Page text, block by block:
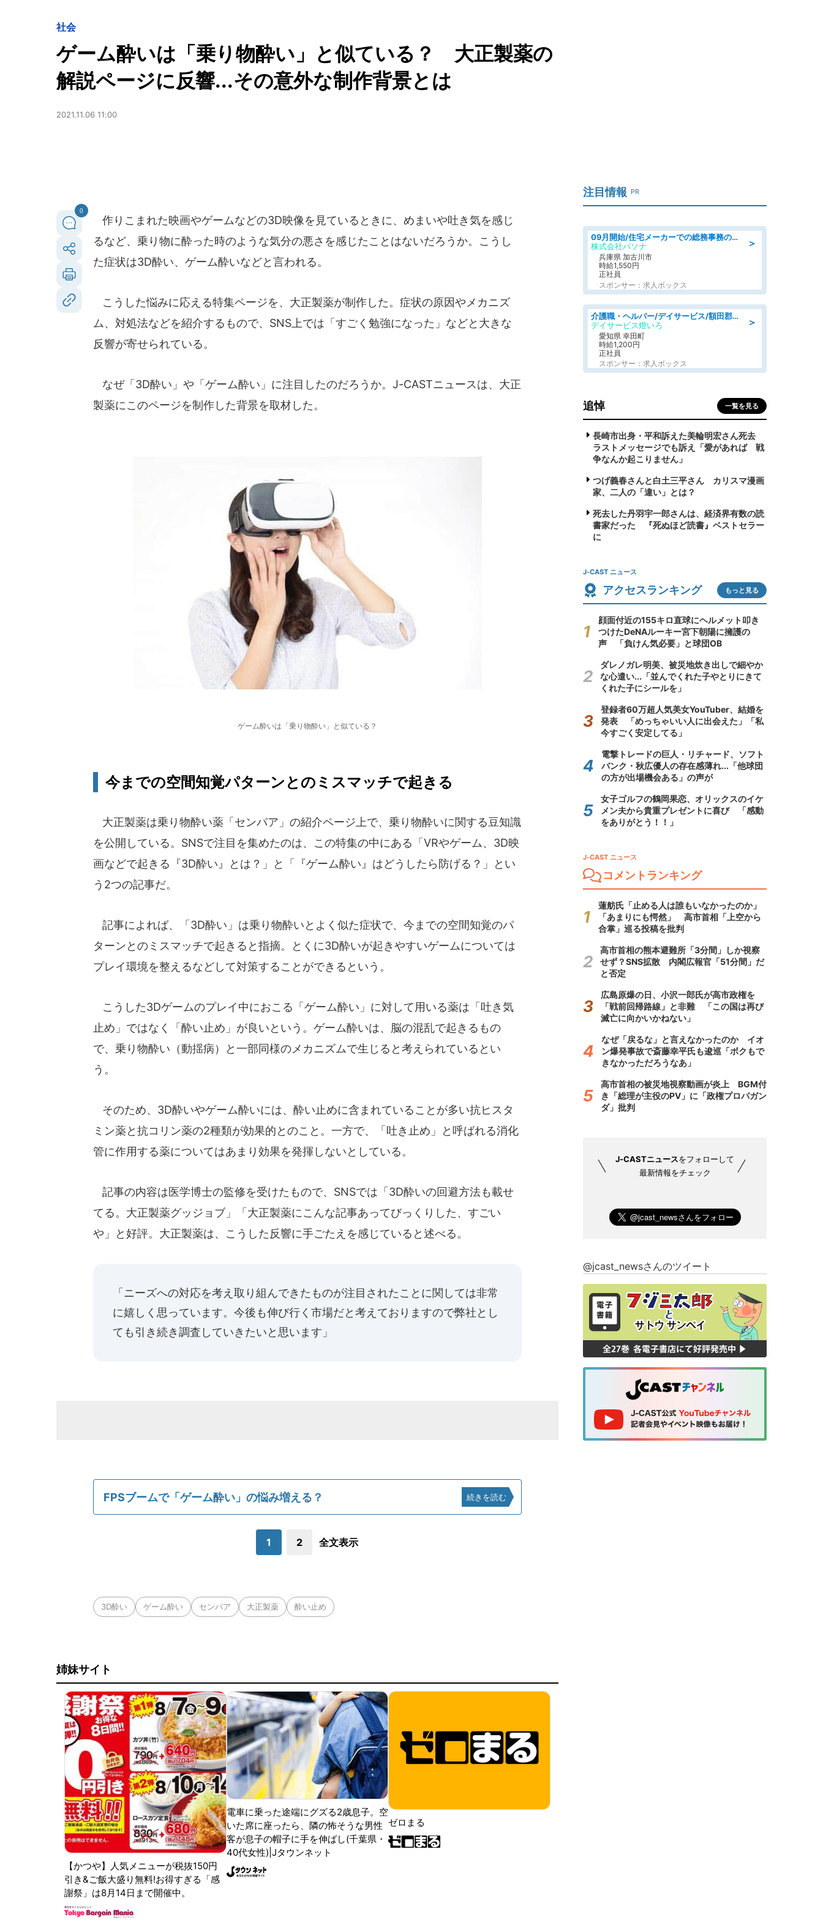
社会
ゲーム酔いは「乗り物酔い」と似ている？ 大正製薬の
解説ページに反響...その意外な制作背景とは
2021.11.06 11:00
0
作りこまれた映画やゲームなどの3D映像を見ているときに、めまいや吐き気を感じ
るなど、乗り物に酔った時のような気分の悪さを感じたことはないだろうか。こうし
た症状は3D酔い、ゲーム酔いなどと言われる。
こうした悩みに応える特集ページを、大正製薬が制作した。症状の原因やメカニズ
ム、対処法などを紹介するもので、SNS上では「すごく勉強になった」などと大きな
反響が寄せられている。
なぜ「3D酔い」や「ゲーム酔い」に注目したのだろうか。J-CASTニュースは、大正
製薬にこのページを制作した背景を取材した。
ゲーム酔いは「乗り物酔い」と似ている？
今までの空間知覚パターンとのミスマッチで起きる
大正製薬は乗り物酔い薬「センパア」の紹介ページ上で、乗り物酔いに関する豆知識
を公開している。SNSで注目を集めたのは、この特集の中にある「VRやゲーム、3D映
画などで起きる『3D酔い』とは？」と「『ゲーム酔い』はどうしたら防げる？」とい
う2つの記事だ。
記事によれば、「3D酔い」は乗り物酔いとよく似た症状で、今までの空間知覚のパ
ターンとのミスマッチで起きると指摘。とくに3D酔いが起きやすいゲームについては
プレイ環境を整えるなどして対策することができるという。
こうした3Dゲームのプレイ中におこる「ゲーム酔い」に対して用いる薬は「吐き気
止め」ではなく「酔い止め」が良いという。ゲーム酔いは、脳の混乱で起きるもの
で、乗り物酔い（動揺病）と一部同様のメカニズムで生じると考えられているとい
う。
そのため、3D酔いやゲーム酔いには、酔い止めに含まれていることが多い抗ヒスタ
ミン薬と抗コリン薬の2種類が効果的とのこと。一方で、「吐き止め」と呼ばれる消化
管に作用する薬についてはあまり効果を発揮しないとしている。
記事の内容は医学博士の監修を受けたもので、SNSでは「3D酔いの回避方法も載せ
てる。大正製薬グッジョブ」「大正製薬にこんな記事あってびっくりした、すごい
や」と好評。大正製薬は、こうした反響に手ごたえを感じていると述べる。
「ニーズへの対応を考え取り組んできたものが注目されたことに関しては非常
に嬉しく思っています。今後も伸び行く市場だと考えておりますので弊社とし
ても引き続き調査していきたいと思います」
FPSブームで「ゲーム酔い」の悩み増える？ 続きを読む
1 2 全文表示
3D酔い ゲーム酔い センパア 大正製薬 酔い止め
姉妹サイト
【かつや】人気メニューが税抜150円
引き&ご飯大盛り無料!お得すぎる「感
謝祭」は8月14日まで開催中。
電車に乗った途端にグズる2歳息子。空
いた席に座ったら、隣の怖そうな男性
客が息子の帽子に手を伸ばし(千葉県・
40代女性)|Jタウンネット
ゼロまる
注目情報 PR
＞
09月開始/住宅メーカーでの総務事務のお仕事/駅近/車通勤可/一般事務/人事労務
株式会社パソナ
兵庫県 加古川市
時給1,550円
正社員
スポンサー：求人ボックス
＞
介護職・ヘルパー/デイサービス/額田郡幸田町/JR東海道本線 幸田/愛知県
デイサービス燈いろ
愛知県 幸田町
時給1,200円
正社員
スポンサー：求人ボックス
追悼 一覧を見る
長崎市出身・平和訴えた美輪明宏さん死去
ラストメッセージでも訴え「愛があれば 戦
争なんか起こりません」
つげ義春さんと白土三平さん カリスマ漫画
家、二人の「違い」とは？
死去した丹羽宇一郎さんは、経済界有数の読
書家だった 『死ぬほど読書』ベストセラー
に
J-CAST ニュース
アクセスランキング もっと見る
顔面付近の155キロ直球にヘルメット叩き
つけたDeNAルーキー宮下朝陽に擁護の
声 「負けん気必要」と球団OB
ダレノガレ明美、被災地炊き出しで細やか
な心遣い...「並んでくれた子やとりにきて
くれた子にシールを」
登録者60万超人気美女YouTuber、結婚を
発表 「めっちゃいい人に出会えた」「私
今すごく安定してる」
電撃トレードの巨人・リチャード、ソフト
バンク・秋広優人の存在感薄れ...「他球団
の方が出場機会ある」の声が
女子ゴルフの鶴岡果恋、オリックスのイケ
メン夫から貴重プレゼントに喜び 「感動
をありがとう！！」
J-CAST ニュース
コメントランキング
蓮舫氏「止める人は誰もいなかったのか」
「あまりにも愕然」 高市首相「上空から
合掌」巡る投稿を批判
高市首相の熊本避難所「3分間」しか視察
せず？SNS拡散 内閣広報官「51分間」だ
と否定
広島原爆の日、小沢一郎氏が高市政権を
「戦前回帰路線」と非難 「この国は再び
滅亡に向かいかねない」
なぜ「戻るな」と言えなかったのか イオ
ン爆発事故で斎藤幸平氏も逡巡「ボクもで
きなかっただろうなあ」
高市首相の被災地視察動画が炎上 BGM付
き「総理が主役のPV」に「政権プロパガン
ダ」批判
J-CASTニュースをフォローして
最新情報をチェック
@jcast_newsさんのツイート